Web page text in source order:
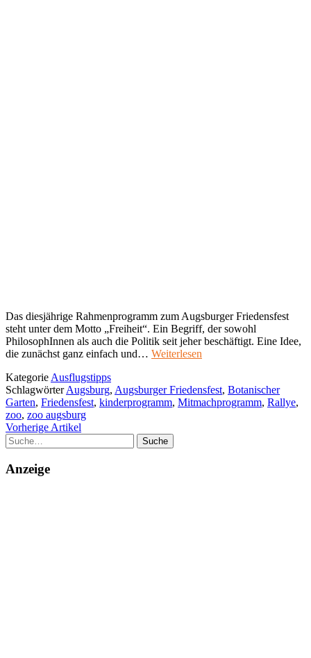
Das diesjährige Rahmenprogramm zum Augsburger Friedensfest
steht unter dem Motto „Freiheit“. Ein Begriff, der sowohl
PhilosophInnen als auch die Politik seit jeher beschäftigt. Eine Idee,
die zunächst ganz einfach und… Weiterlesen
Kategorie Ausflugstipps
SchlagwörterAugsburg, Augsburger Friedensfest, Botanischer
Garten, Friedensfest, kinderprogramm, Mitmachprogramm, Rallye,
zoo, zoo augsburg
Vorherige Artikel
Suche
Anzeige